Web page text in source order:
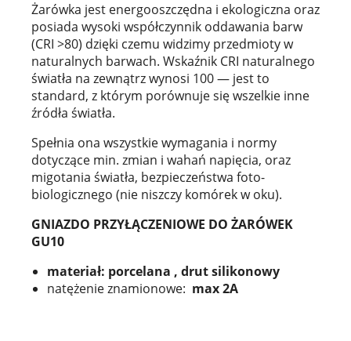
Żarówka jest energooszczędna i ekologiczna oraz
posiada wysoki współczynnik oddawania barw
(CRI >80) dzięki czemu widzimy przedmioty w
naturalnych barwach. Wskaźnik CRI naturalnego
światła na zewnątrz wynosi 100 — jest to
standard, z którym porównuje się wszelkie inne
źródła światła.
Spełnia ona wszystkie wymagania i normy
dotyczące min. zmian i wahań napięcia, oraz
migotania światła, bezpieczeństwa foto-
biologicznego (nie niszczy komórek w oku).
GNIAZDO PRZYŁĄCZENIOWE DO ŻARÓWEK
GU10
materiał: porcelana , drut silikonowy
natężenie znamionowe: max 2A